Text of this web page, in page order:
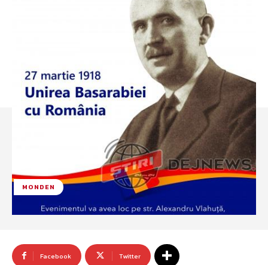
MONDEN
Facebook Twitter